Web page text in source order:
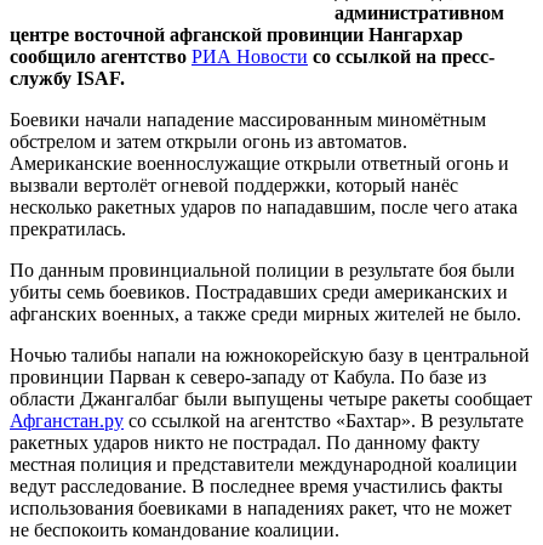
административном
центре восточной афганской провинции Нангархар
сообщило агентство РИА Новости со ссылкой на пресс-
службу ISAF.
Боевики начали нападение массированным миномётным
обстрелом и затем открыли огонь из автоматов.
Американские военнослужащие открыли ответный огонь и
вызвали вертолёт огневой поддержки, который нанёс
несколько ракетных ударов по нападавшим, после чего атака
прекратилась.
По данным провинциальной полиции в результате боя были
убиты семь боевиков. Пострадавших среди американских и
афганских военных, а также среди мирных жителей не было.
Ночью талибы напали на южнокорейскую базу в центральной
провинции Парван к северо-западу от Кабула. По базе из
области Джангалбаг были выпущены четыре ракеты сообщает
Афганстан.ру со ссылкой на агентство «Бахтар». В результате
ракетных ударов никто не пострадал. По данному факту
местная полиция и представители международной коалиции
ведут расследование. В последнее время участились факты
использования боевиками в нападениях ракет, что не может
не беспокоить командование коалиции.